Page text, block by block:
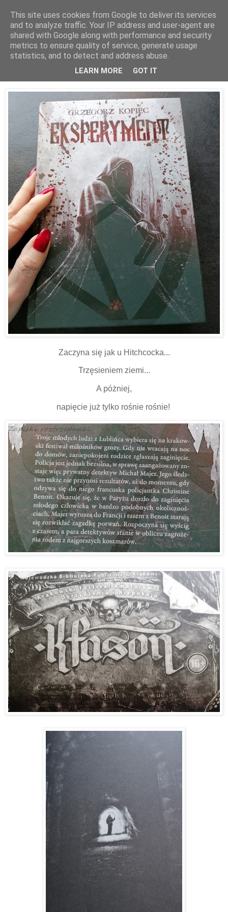
22 listopada 2021
Eksperyment - Grzegorz Kopiec
Zaczyna się jak u Hitchcocka...
Trzęsieniem ziemi...
A póżniej,
napięcie już tylko rośnie rośnie!
This site uses cookies from Google to deliver its services
and to analyze traffic. Your IP address and user-agent are
shared with Google along with performance and security
metrics to ensure quality of service, generate usage
statistics, and to detect and address abuse.
LEARN MORE GOT IT